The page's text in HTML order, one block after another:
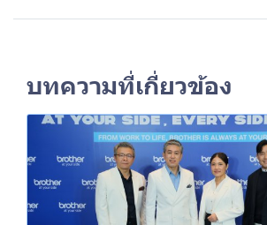
บทความที่เกี่ยวข้อง